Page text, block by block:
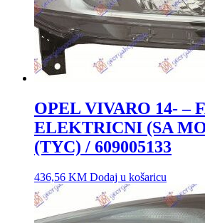
OPEL VIVARO 14- –
ELEKTRICNI (SA
(TYC) / 609005133
436,56 KM Dodaj u košaricu